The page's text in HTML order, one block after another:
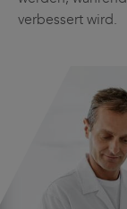
verbessert wird.